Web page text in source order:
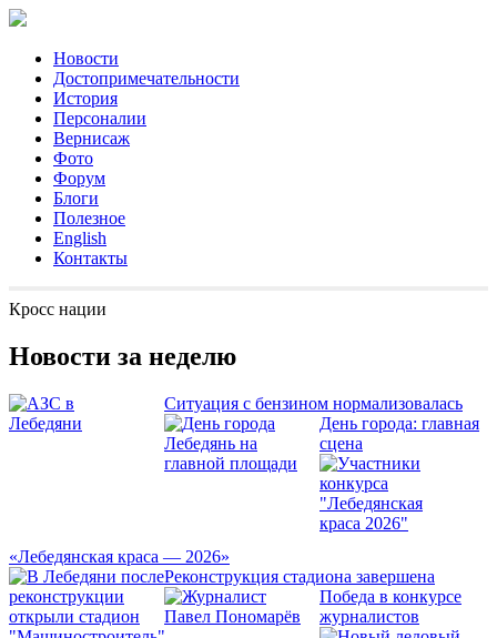
Новости
Достопримечательности
История
Персоналии
Вернисаж
Фото
Форум
Блоги
Полезное
English
Контакты
Кросс нации
Новости за неделю
Ситуация с бензином нормализовалась
День города: главная
сцена
«Лебедянская краса — 2026»
Реконструкция стадиона завершена
Победа в конкурсе
журналистов